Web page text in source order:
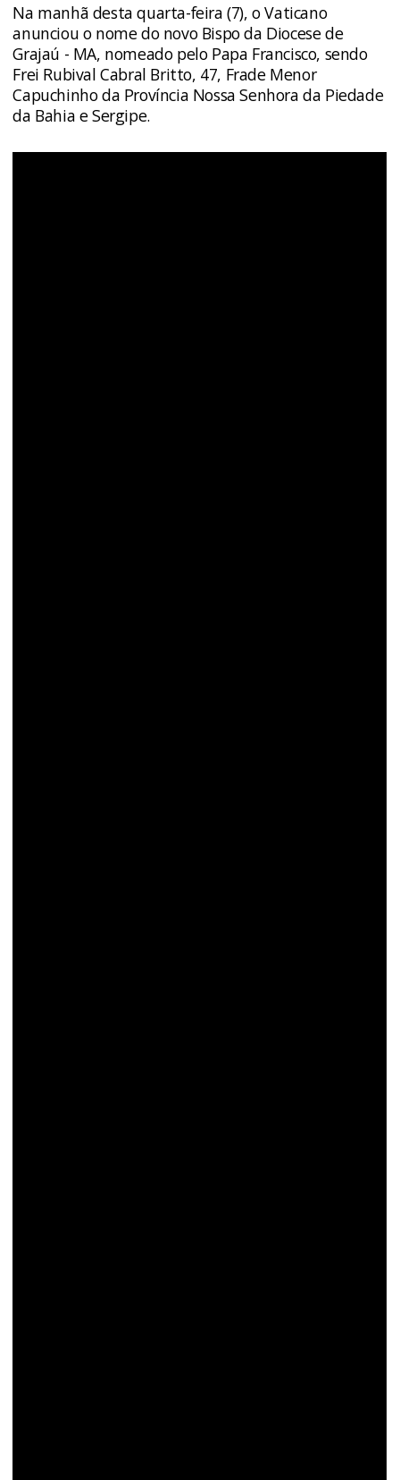
Na manhã desta quarta-feira (7), o Vaticano
anunciou o nome do novo Bispo da Diocese de
Grajaú - MA, nomeado pelo Papa Francisco, sendo
Frei Rubival Cabral Britto, 47, Frade Menor
Capuchinho da Província Nossa Senhora da Piedade
da Bahia e Sergipe.